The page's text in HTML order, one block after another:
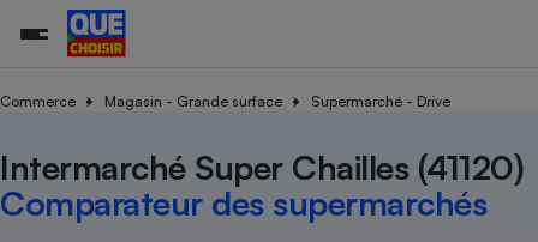
Commerce Magasin - Grande surface Supermarché - Drive
Intermarché Super Chailles (41120)
Comparateur des supermarchés
Additifs
Organismes de défense
Système judiciairegratuit
Achat - Vente - Travaux
Démarche administrative
Train
Transport aérien
Toutes les actualités
Enquêtes
Tous les services
Tous nos combats
Nos actions
L’association
Nos missions